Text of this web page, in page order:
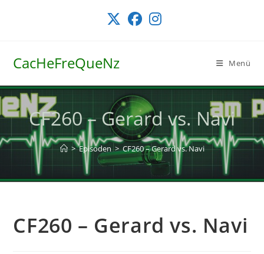
CacHeFreQueNz Menü
CF260 – Gerard vs. Navi
> Episoden > CF260 – Gerard vs. Navi
CF260 – Gerard vs. Navi